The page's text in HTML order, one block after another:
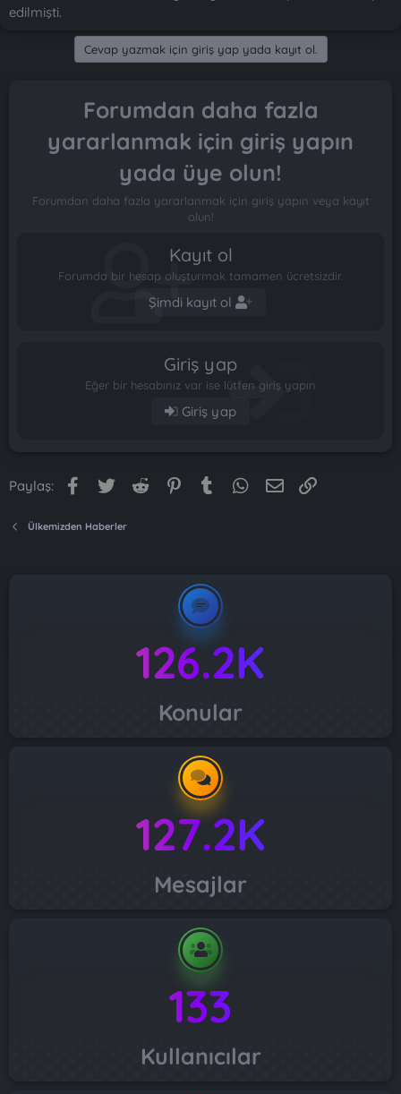
edilmişti.
Cevap yazmak için giriş yap yada kayıt ol.
Forumdan daha fazla
yararlanmak için giriş yapın
yada üye olun!
Forumdan daha fazla yararlanmak için giriş yapın veya kayıt
olun!
Kayıt ol
Forumda bir hesap oluşturmak tamamen ücretsizdir.
Şimdi kayıt ol
Giriş yap
Eğer bir hesabınız var ise lütfen giriş yapın
Giriş yap
Paylaş: Facebook
Twitter Reddit PinterestTumblr WhatsApp
E-posta
Ülkemizden Haberler
126.2K
Konular
127.2K
Mesajlar
133
Kullanıcılar